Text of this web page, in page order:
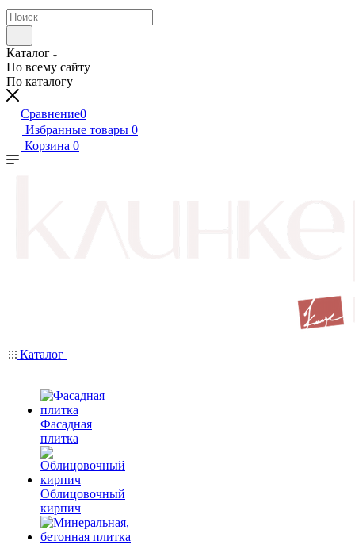
Каталог
По всему сайту
По каталогу
Сравнение0
Избранные товары 0
Корзина 0
Каталог
Фасадная
плитка
Облицовочный
кирпич